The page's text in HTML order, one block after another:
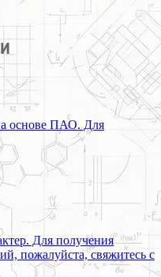
основе ПАО. Для
Для получения
пожалуйста, свяжитесь с